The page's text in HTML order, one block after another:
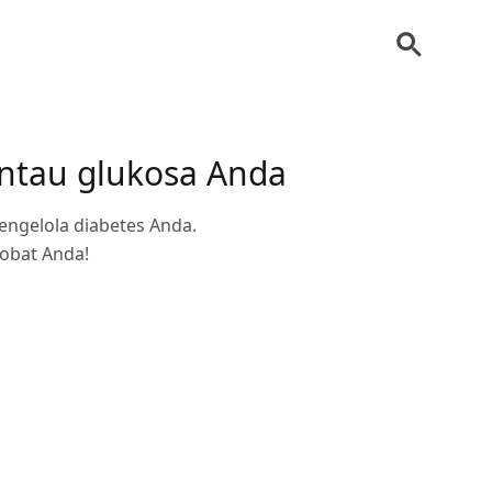
glukosa Anda
diabetes Anda.
Anda!